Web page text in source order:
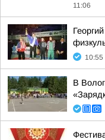
11:06
10:55
В